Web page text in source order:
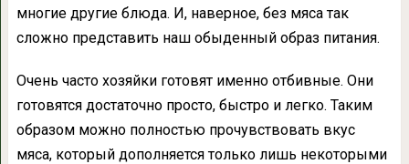
многие другие блюда. И, наверное, без мяса так
сложно представить наш обыденный образ питания.
Очень часто хозяйки готовят именно отбивные. Они
готовятся достаточно просто, быстро и легко. Таким
образом можно полностью прочувствовать вкус
мяса, который дополняется только лишь некоторыми